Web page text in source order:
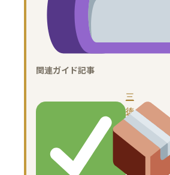
関連ガイド記事
三
徳
包
丁